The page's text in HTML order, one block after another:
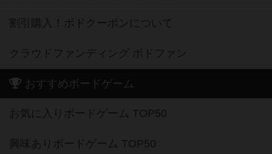
割引購入！ボドクーポンについて
クラウドファンディング ボドファン
おすすめボードゲーム
お気に入りボードゲーム TOP50
興味ありボードゲーム TOP50